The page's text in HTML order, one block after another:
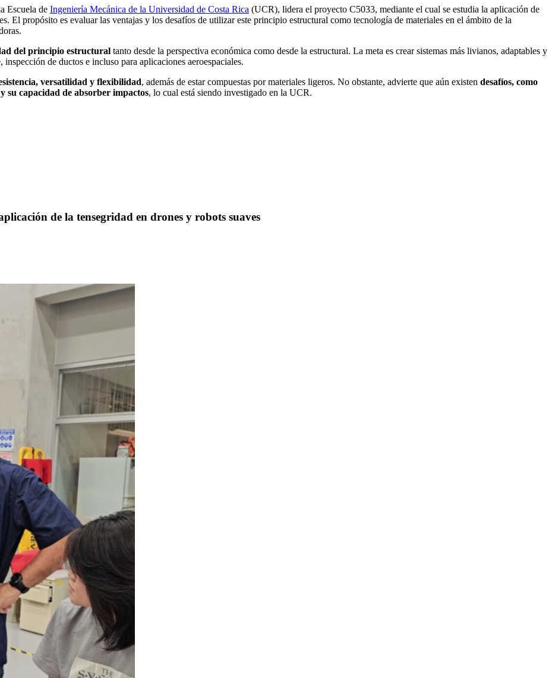
Escuela de Ingeniería Mecánica de la Universidad de Costa Rica (UCR), lidera el proyecto C5033, mediante el cual se estudia la aplicación de
El propósito es evaluar las ventajas y los desafíos de utilizar este principio estructural como tecnología de materiales en el ámbito de la
del principio estructural tanto desde la perspectiva económica como desde la estructural. La meta es crear sistemas más livianos, adaptables y
de ductos e incluso para aplicaciones aeroespaciales.
versatilidad y flexibilidad, además de estar compuestas por materiales ligeros. No obstante, advierte que aún existen desafíos, como
su capacidad de absorber impactos, lo cual está siendo investigado en la UCR.
de la tensegridad en drones y robots suaves